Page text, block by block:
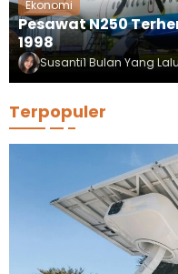
Ekonomi
Pesawat N250
1998
Susanti1 Bulan Yang Lalu
Terpopuler